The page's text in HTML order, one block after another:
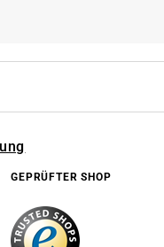
GEPRÜFTER SHOP